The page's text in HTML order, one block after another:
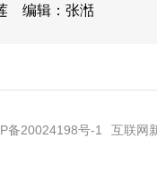
编辑：张湉
备20024198号-1 互联网